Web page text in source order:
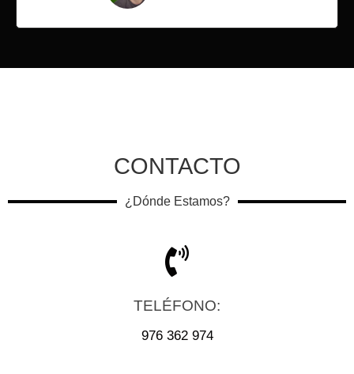
CONTACTO
¿Dónde Estamos?
TELÉFONO:
976 362 974